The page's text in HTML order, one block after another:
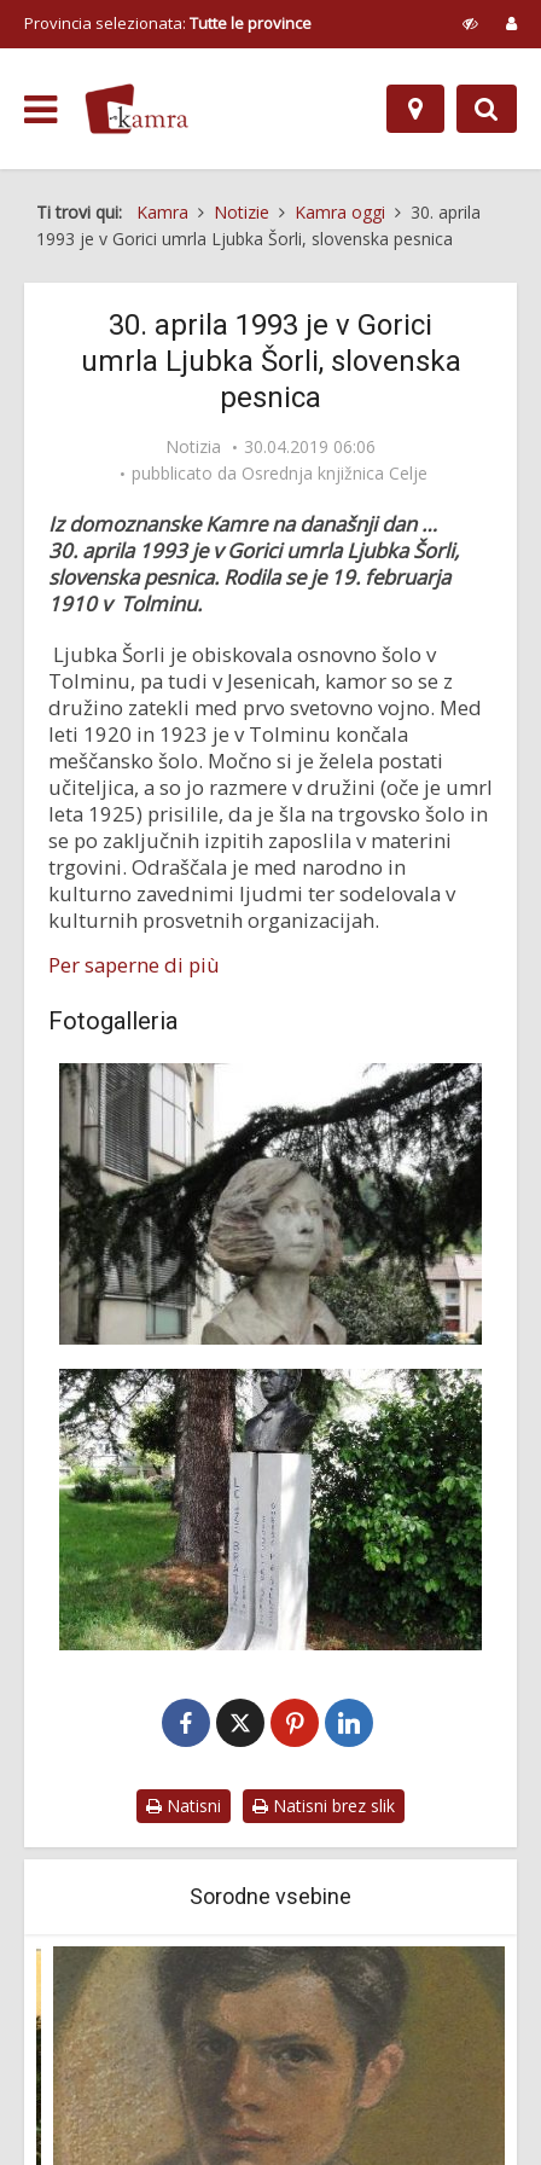
Provincia selezionata: Tutte le province
Ti trovi qui: Kamra Notizie Kamra oggi
30. aprila
1993 je v Gorici umrla Ljubka Šorli, slovenska pesnica
30. aprila 1993 je v Gorici
umrla Ljubka Šorli, slovenska
pesnica
Notizia
30.04.2019 06:06
pubblicato da Osrednja knjižnica Celje
Iz domoznanske Kamre na današnji dan …
30. aprila 1993 je v Gorici umrla Ljubka Šorli,
slovenska pesnica. Rodila se je 19. februarja
1910 v Tolminu.
Ljubka Šorli je obiskovala osnovno šolo v
Tolminu, pa tudi v Jesenicah, kamor so se z
družino zatekli med prvo svetovno vojno. Med
leti 1920 in 1923 je v Tolminu končala
meščansko šolo. Močno si je želela postati
učiteljica, a so jo razmere v družini (oče je umrl
leta 1925) prisilile, da je šla na trgovsko šolo in
se po zaključnih izpitih zaposlila v materini
trgovini. Odraščala je med narodno in
kulturno zavednimi ljudmi ter sodelovala v
kulturnih prosvetnih organizacijah.
Per saperne di più
Fotogalleria
Natisni Natisni brez slik
Sorodne vsebine